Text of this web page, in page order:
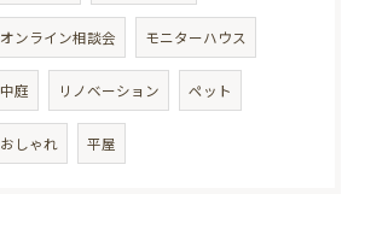
オンライン相談会 モニターハウス
中庭 リノベーション ペット
おしゃれ 平屋